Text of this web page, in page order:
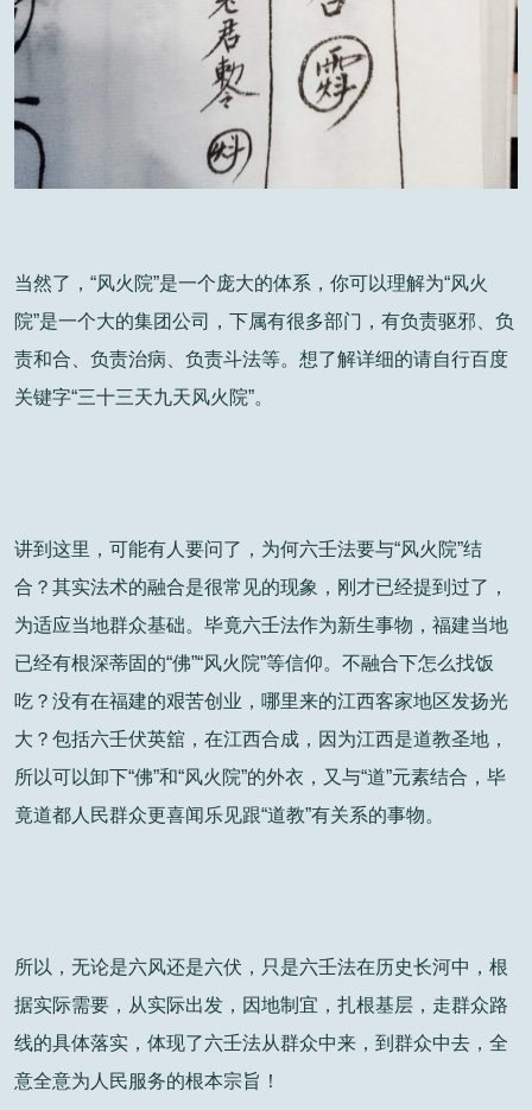
当然了，“风火院”是一个庞大的体系，你可以理解为“风火
院”是一个大的集团公司，下属有很多部门，有负责驱邪、负
责和合、负责治病、负责斗法等。想了解详细的请自行百度
关键字“三十三天九天风火院”。
讲到这里，可能有人要问了，为何六壬法要与“风火院”结
合？其实法术的融合是很常见的现象，刚才已经提到过了，
为适应当地群众基础。毕竟六壬法作为新生事物，福建当地
已经有根深蒂固的“佛”“风火院”等信仰。不融合下怎么找饭
吃？没有在福建的艰苦创业，哪里来的江西客家地区发扬光
大？包括六壬伏英舘，在江西合成，因为江西是道教圣地，
所以可以卸下“佛”和“风火院”的外衣，又与“道”元素结合，毕
竟道都人民群众更喜闻乐见跟“道教”有关系的事物。
所以，无论是六风还是六伏，只是六壬法在历史长河中，根
据实际需要，从实际出发，因地制宜，扎根基层，走群众路
线的具体落实，体现了六壬法从群众中来，到群众中去，全
意全意为人民服务的根本宗旨！